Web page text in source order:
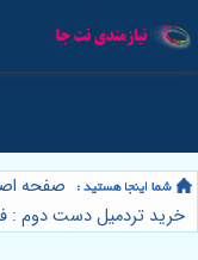
صفحه
خرید تردمیل دست دوم :